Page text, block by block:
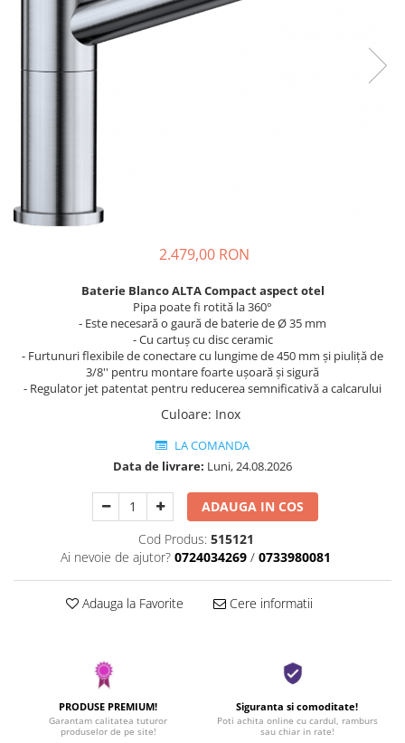
Accesorii chiuvete bucatarie
Gratar protectie chiuveta
Dispenser detergent
Rasnite de cafea
Combine frigorifice
Espressoare cafea
Aparate de gatit-aragazuri
Termostate si senzori Livolo
Sonerii electrice
2.479,00 RON
Baterie Blanco ALTA Compact aspect otel
Pipa poate fi rotită la 360°
- Este necesară o gaură de baterie de Ø 35 mm
- Cu cartuș cu disc ceramic
- Furtunuri flexibile de conectare cu lungime de 450 mm și piuliță de
3/8'' pentru montare foarte ușoară și sigură
- Regulator jet patentat pentru reducerea semnificativă a calcarului
Culoare: Inox
LA COMANDA
Data de livrare: Luni, 24.08.2026
ADAUGA IN COS
Cod Produs: 515121
Ai nevoie de ajutor? 0724034269 / 0733980081
Adauga la Favorite Cere informatii
PRODUSE PREMIUM!
Garantam calitatea tuturor
produselor de pe site!
Siguranta si comoditate!
Poti achita online cu cardul, ramburs
sau chiar in rate!